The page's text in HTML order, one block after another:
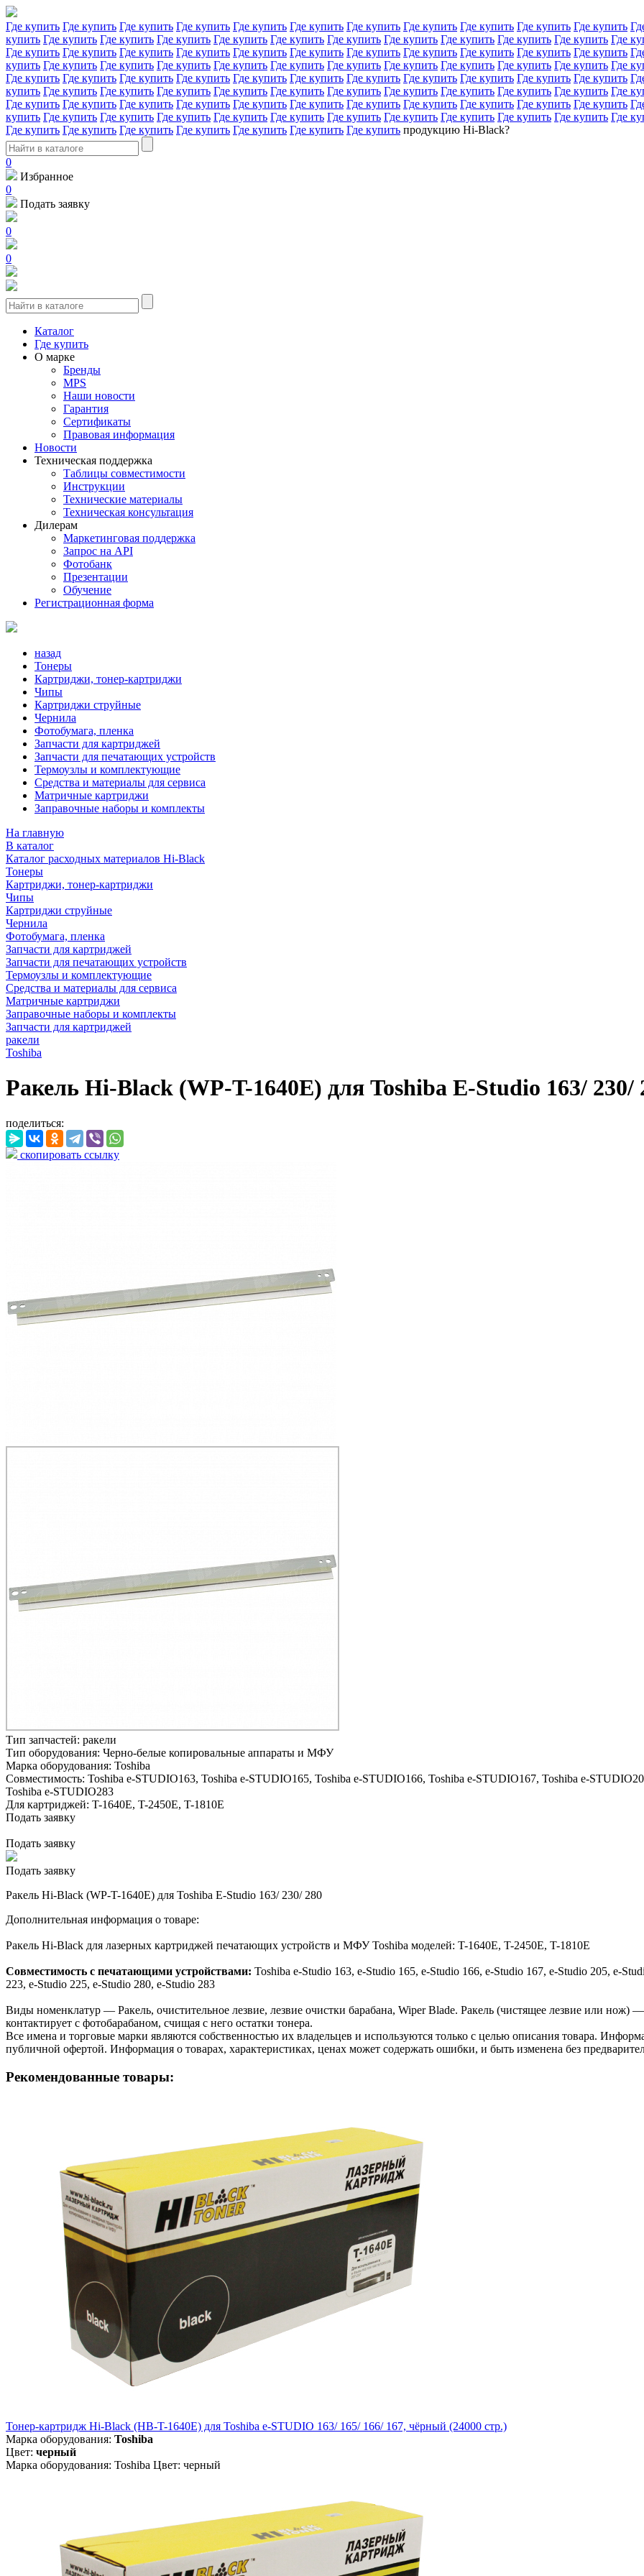
Где купить Где купить Где купить Где купить Где купить Где купить Где купить Где купить Где купить Где купить Где купить
купить Где купить Где купить Где купить Где купить Где купить Где купить Где купить Где купить Где купить Где купить Где
Где купить Где купить Где купить Где купить Где купить Где купить Где купить Где купить Где купить Где купить Где купить
купить Где купить Где купить Где купить Где купить Где купить Где купить Где купить Где купить Где купить Где купить Где
Где купить Где купить Где купить Где купить Где купить Где купить Где купить Где купить Где купить Где купить Где купить
купить Где купить Где купить Где купить Где купить Где купить Где купить Где купить Где купить Где купить Где купить Где
Где купить Где купить Где купить Где купить Где купить Где купить Где купить Где купить Где купить Где купить Где купить
купить Где купить Где купить Где купить Где купить Где купить Где купить Где купить Где купить Где купить Где купить Где
Где купить Где купить Где купить Где купить Где купить Где купить Где купить продукцию Hi-Black?
0
Избранное
0
Подать заявку
0
0
Каталог
Где купить
О марке
Бренды
MPS
Наши новости
Гарантия
Сертификаты
Правовая информация
Новости
Техническая поддержка
Таблицы совместимости
Инструкции
Технические материалы
Техническая консультация
Дилерам
Маркетинговая поддержка
Запрос на API
Фотобанк
Презентации
Обучение
Регистрационная форма
назад
Тонеры
Картриджи, тонер-картриджи
Чипы
Картриджи струйные
Чернила
Фотобумага, пленка
Запчасти для картриджей
Запчасти для печатающих устройств
Термоузлы и комплектующие
Средства и материалы для сервиса
Матричные картриджи
Заправочные наборы и комплекты
На главную
В каталог
Каталог расходных материалов Hi-Black
Тонеры
Картриджи, тонер-картриджи
Чипы
Картриджи струйные
Чернила
Фотобумага, пленка
Запчасти для картриджей
Запчасти для печатающих устройств
Термоузлы и комплектующие
Средства и материалы для сервиса
Матричные картриджи
Заправочные наборы и комплекты
Запчасти для картриджей
ракели
Toshiba
Ракель Hi-Black (WP-T-1640E) для Toshiba E-Studio 163/ 230/
поделиться:
скопировать ссылку
Тип запчастей: ракели
Тип оборудования: Черно-белые копировальные аппараты и МФУ
Марка оборудования: Toshiba
Совместимость: Toshiba e-STUDIO163, Toshiba e-STUDIO165, Toshiba e-STUDIO166, Toshiba e-STUDIO167, Toshiba e-
Toshiba e-STUDIO283
Для картриджей: T-1640E, T-2450E, T-1810E
Подать заявку
Подать заявку
Подать заявку
Ракель Hi-Black (WP-T-1640E) для Toshiba E-Studio 163/ 230/ 280
Дополнительная информация о товаре:
Ракель Hi-Black для лазерных картриджей печатающих устройств и МФУ Toshiba моделей: T-1640E, T-2450E, T-1810E
Совместимость с печатающими устройствами: Toshiba e-Studio 163, e-Studio 165, e-Studio 166, e-Studio 167, e-Studio 205, e-
223, e-Studio 225, e-Studio 280, e-Studio 283
Виды номенклатур — Ракель, очистительное лезвие, лезвие очистки барабана, Wiper Blade. Ракель (чистящее лезвие или нож)
контактирует с фотобарабаном, счищая с него остатки тонера.
Все имена и торговые марки являются собственностью их владельцев и используются только с целью описания товара.
публичной офертой. Информация о товарах, характеристиках, ценах может содержать ошибки, и быть изменена без
Рекомендованные товары:
Тонер-картридж Hi-Black (HB-T-1640E) для Toshiba e-STUDIO 163/ 165/ 166/ 167, чёрный (24000 стр.)
Марка оборудования: Toshiba
Цвет: черный
Марка оборудования: Toshiba Цвет: черный